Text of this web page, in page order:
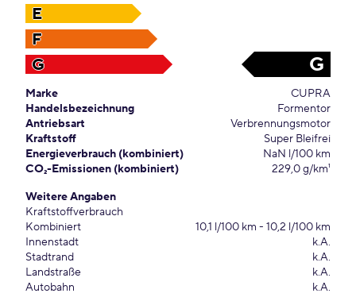
E
F
G
G
Marke
CUPRA
Handelsbezeichnung
Formentor
Antriebsart
Verbrennungsmotor
Kraftstoff
Super Bleifrei
Energieverbrauch (kombiniert)
NaN l/100 km
CO₂-Emissionen (kombiniert)
229,0 g/km¹
Weitere Angaben
Kraftstoffverbrauch
Kombiniert
10,1 l/100 km - 10,2 l/100 km
Innenstadt
k.A.
Stadtrand
k.A.
Landstraße
k.A.
Autobahn
k.A.